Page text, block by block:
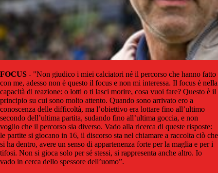
FOCUS - "Non giudico i miei calciatori né il percorso che hanno fatto
con me, adesso non è questo il focus e non mi interessa. Il focus è nella
capacità di reazione: o lotti o ti lasci morire, cosa vuoi fare? Questo è il
principio su cui sono molto attento. Quando sono arrivato ero a
conoscenza delle difficoltà, ma l’obiettivo era lottare fino all’ultimo
secondo dell’ultima partita, sudando fino all’ultima goccia, e non
voglio che il percorso sia diverso. Vado alla ricerca di queste risposte:
le partite si giocano in 16, il discorso sta nel chiamare a raccolta ciò che
si ha dentro, avere un senso di appartenenza forte per la maglia e per i
tifosi. Non si gioca solo per sé stessi, si rappresenta anche altro. Io
vado in cerca dello spessore dell’uomo”.